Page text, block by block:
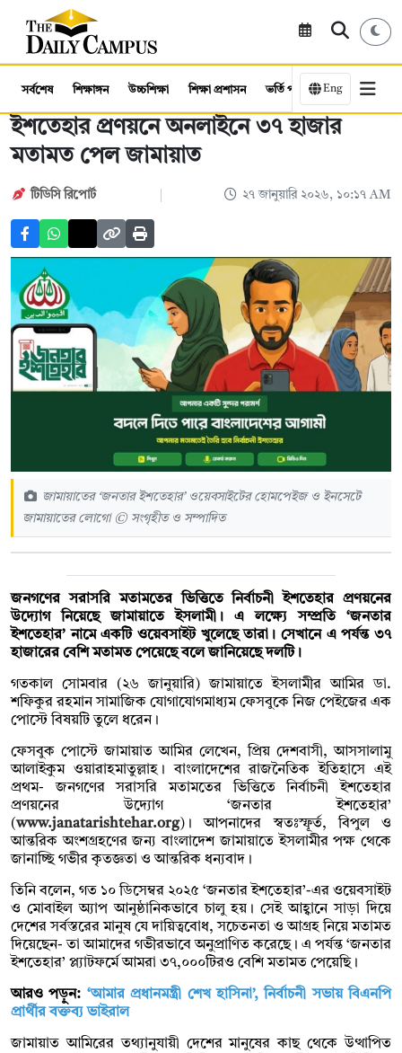
সর্বশেষ শিক্ষাঙ্গন উচ্চশিক্ষা শিক্ষা প্রশাসন ভর্তি পরীক্ষা কর্মসংস্থান
Eng
ইশতেহার প্রণয়নে অনলাইনে ৩৭ হাজার
মতামত পেল জামায়াত
টিডিসি রিপোর্ট ২৭ জানুয়ারি ২০২৬, ১০:১৭ AM
জামায়াতের ‘জনতার ইশতেহার’ ওয়েবসাইটের হোমপেইজ ও ইনসেটে
জামায়াতের লোগো © সংগৃহীত ও সম্পাদিত
জনগণের সরাসরি মতামতের ভিত্তিতে নির্বাচনী ইশতেহার প্রণয়নের
উদ্যোগ নিয়েছে জামায়াতে ইসলামী। এ লক্ষ্যে সম্প্রতি ‘জনতার
ইশতেহার’ নামে একটি ওয়েবসাইট খুলেছে তারা। সেখানে এ পর্যন্ত ৩৭
হাজারের বেশি মতামত পেয়েছে বলে জানিয়েছে দলটি।
গতকাল সোমবার (২৬ জানুয়ারি) জামায়াতে ইসলামীর আমির ডা.
শফিকুর রহমান সামাজিক যোগাযোগমাধ্যম ফেসবুকে নিজ পেইজের এক
পোস্টে বিষয়টি তুলে ধরেন।
ফেসবুক পোস্টে জামায়াত আমির লেখেন, প্রিয় দেশবাসী, আসসালামু
আলাইকুম ওয়ারাহমাতুল্লাহ। বাংলাদেশের রাজনৈতিক ইতিহাসে এই
প্রথম- জনগণের সরাসরি মতামতের ভিত্তিতে নির্বাচনী ইশতেহার
প্রণয়নের উদ্যোগ ‘জনতার ইশতেহার’
(www.janatarishtehar.org)। আপনাদের স্বতঃস্ফূর্ত, বিপুল ও
আন্তরিক অংশগ্রহণের জন্য বাংলাদেশ জামায়াতে ইসলামীর পক্ষ থেকে
জানাচ্ছি গভীর কৃতজ্ঞতা ও আন্তরিক ধন্যবাদ।
তিনি বলেন, গত ১০ ডিসেম্বর ২০২৫ ‘জনতার ইশতেহার’-এর ওয়েবসাইট
ও মোবাইল অ্যাপ আনুষ্ঠানিকভাবে চালু হয়। সেই আহ্বানে সাড়া দিয়ে
দেশের সর্বস্তরের মানুষ যে দায়িত্ববোধ, সচেতনতা ও আগ্রহ নিয়ে মতামত
দিয়েছেন- তা আমাদের গভীরভাবে অনুপ্রাণিত করেছে। এ পর্যন্ত ‘জনতার
ইশতেহার’ প্ল্যাটফর্মে আমরা ৩৭,০০০টিরও বেশি মতামত পেয়েছি।
আরও পড়ুন: ‘আমার প্রধানমন্ত্রী শেখ হাসিনা’, নির্বাচনী সভায় বিএনপি
প্রার্থীর বক্তব্য ভাইরাল
জামায়াত আমিরের তথ্যানুযায়ী দেশের মানুষের কাছ থেকে উত্থাপিত